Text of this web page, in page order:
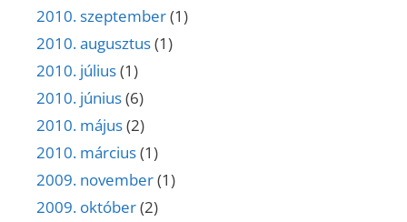
2010. szeptember(1)
2010. augusztus(1)
2010. július(1)
2010. június(6)
2010. május(2)
2010. március(1)
2009. november(1)
2009. október(2)